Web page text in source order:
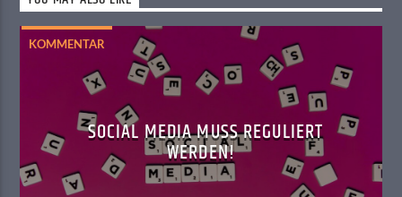
KOMMENTAR
SOCIAL MEDIA MUSS REGULIERT
WERDEN!